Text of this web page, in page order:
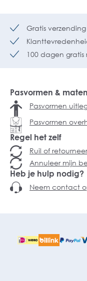
Gratis
100 dagen gratis
Pasvormen & maten
Pasvormen
Pasvormen
Regel het zelf
Ruil of
Annuleer mijn
Heb je hulp nodig?
Neem contact